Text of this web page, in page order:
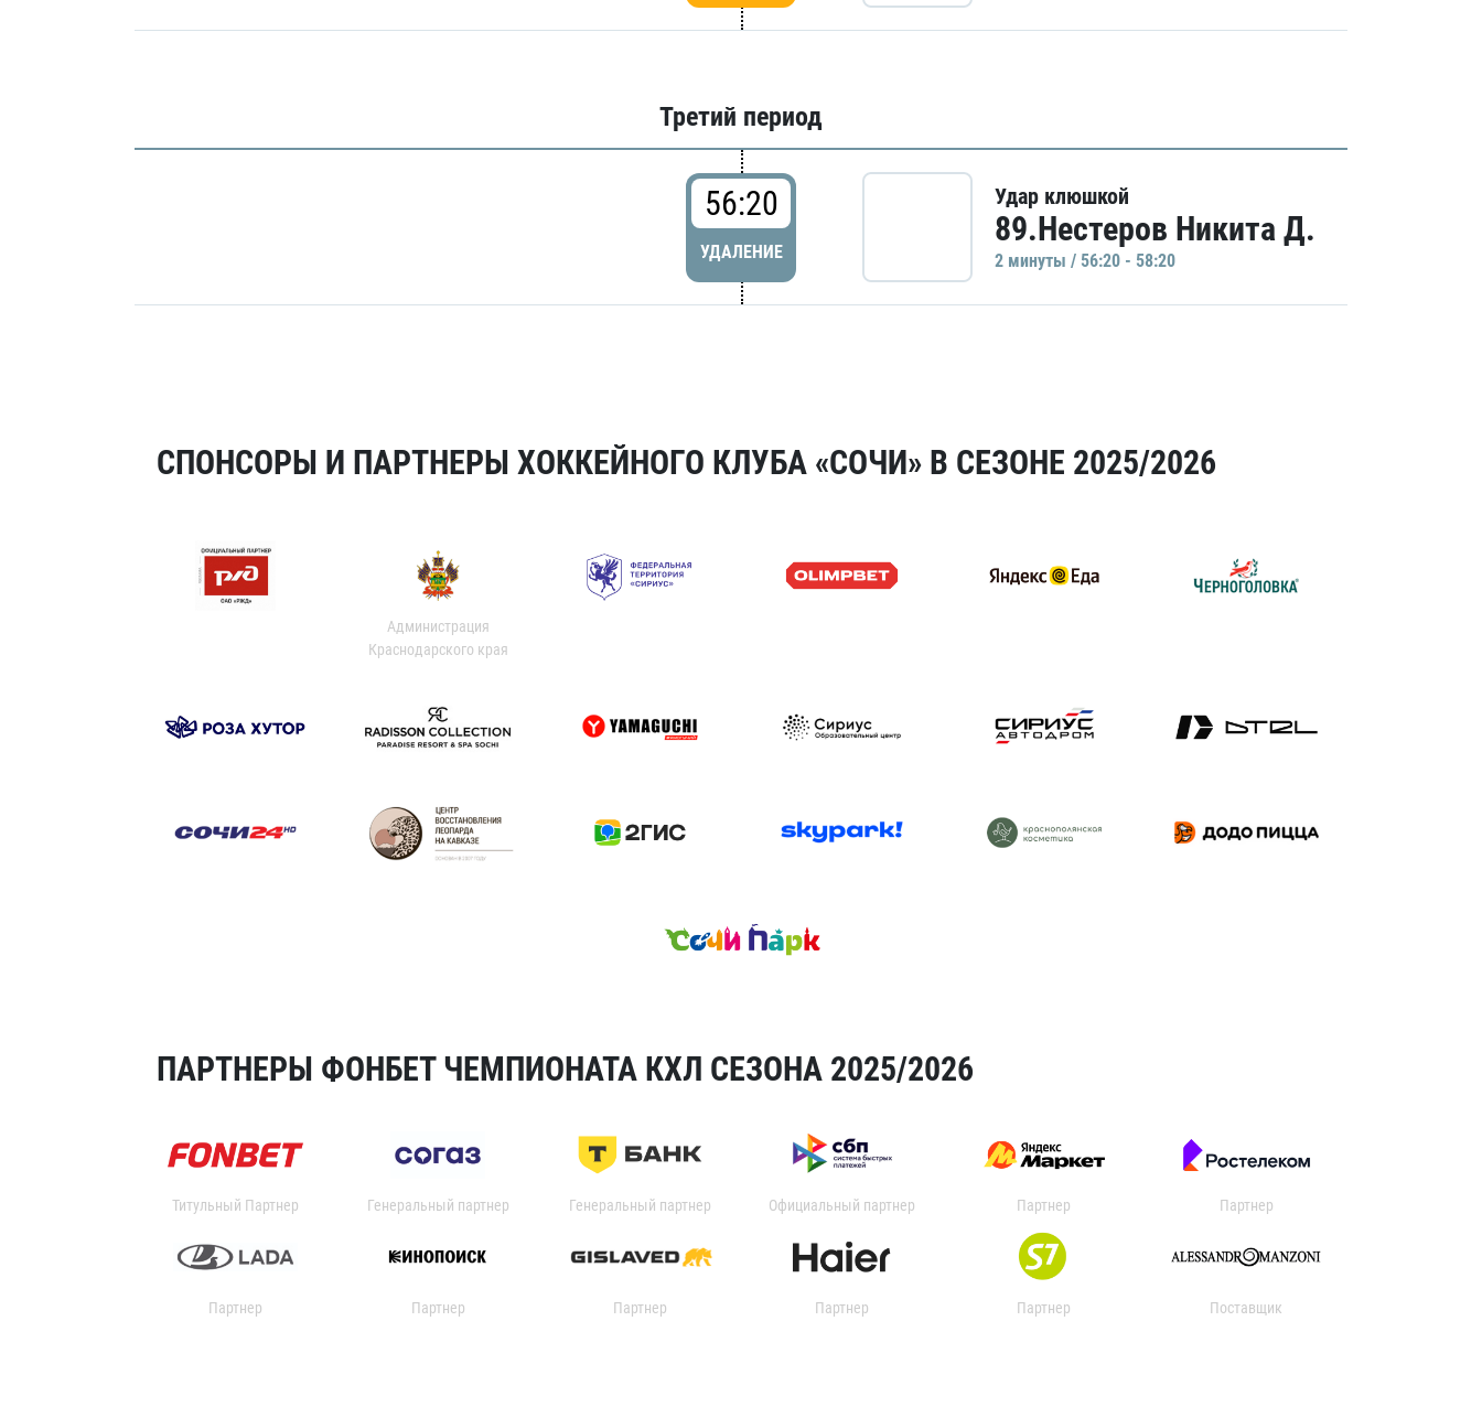
Третий период
56:20
УДАЛЕНИЕ
Удар клюшкой
89.Нестеров Никита Д.
2 минуты / 56:20 - 58:20
СПОНСОРЫ И ПАРТНЕРЫ ХОККЕЙНОГО КЛУБА «СОЧИ» В СЕЗОНЕ 2025/2026
Администрация
Краснодарского края
ПАРТНЕРЫ ФОНБЕТ ЧЕМПИОНАТА КХЛ СЕЗОНА 2025/2026
Титульный Партнер Генеральный партнер Генеральный партнер Официальный партнер Партнер Партнер
Партнер Партнер Партнер Партнер Партнер Поставщик